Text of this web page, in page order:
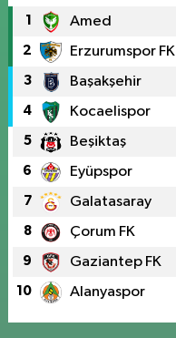
1 Amed
2 Erzurumspor FK
3 Başakşehir
4 Kocaelispor
5 Beşiktaş
6 Eyüpspor
7 Galatasaray
8 Çorum FK
9 Gaziantep FK
10 Alanyaspor